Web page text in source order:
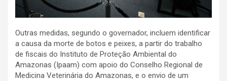
Outras medidas, segundo o governador, incluem identificar
a causa da morte de botos e peixes, a partir do trabalho
de fiscais do Instituto de Proteção Ambiental do
Amazonas (Ipaam) com apoio do Conselho Regional de
Medicina Veterinária do Amazonas, e o envio de um